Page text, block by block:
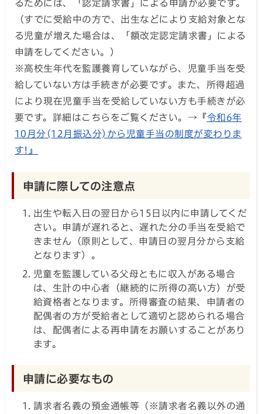
るためには、「認定請求書」による申請が必要です。
（すでに受給中の方で、出生などにより支給対象とな
る児童が増えた場合は、「額改定認定請求書」による
申請をしてください。）
※高校生年代を監護養育していながら、児童手当を受
給していない方は手続きが必要です。また、所得超過
により現在児童手当を受給していない方も手続きが必
要です。詳細はこちらをご覧ください。→『令和6年
10月分(12月振込分)から児童手当の制度が変わりま
す!』
申請に際しての注意点
出生や転入日の翌日から15日以内に申請してくだ
さい。申請が遅れると、遅れた分の手当を受給で
きません（原則として、申請日の翌月分から支給
となります）。
児童を監護している父母ともに収入がある場合
は、生計の中心者（継続的に所得の高い方）が受
給資格者となります。所得審査の結果、申請者の
配偶者の方が受給者として適切と認められる場合
は、配偶者による再申請をお願いすることがあり
ます。
申請に必要なもの
請求者名義の預金通帳等（※請求者名義以外の通